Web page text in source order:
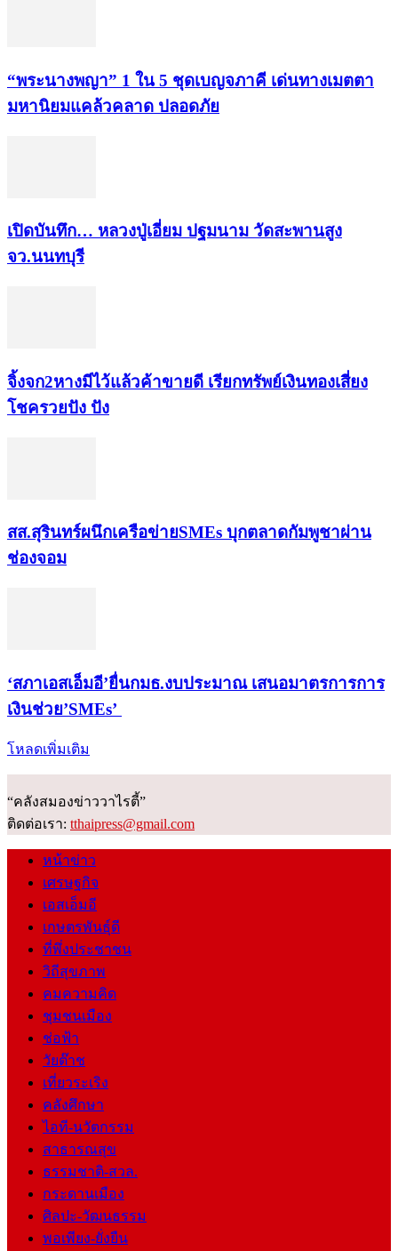
“พระ​นาง​พญา” 1 ใน 5​ ชุดเบญจ​ภาคี​ เด่นทางเมตตา​
มหา​นิยม​แคล้วคลาด​ ปลอดภัย​
เปิดบันทึก… หลวงปู่เอี่ยม ​ปฐม​นาม​ วัดสะพานสูง​
จว.นนทบุรี
จิ้งจก​2​หาง​มีไว้แล้ว​ค้าขาย​ดี​ เรียก​ทรัพย์เงินทอง​เสี่ยง
โชค​รวยปัง​ ปัง​
สส.สุรินทร์ผนึกเครือข่ายSMEs บุกตลาดกัมพูชาผ่าน
ช่องจอม
‘สภาเอสเอ็มอี’ยื่นกมธ.งบประมาณ เสนอมาตรการการ
เงินช่วย’SMEs’
โหลดเพิ่มเติม
“คลังสมองข่าววาไรตี้”
ติดต่อเรา: tthaipress@gmail.com
หน้าข่าว
เศรษฐกิจ
เอสเอ็มอี
เกษตรพันธุ์ดี
ที่พึ่งประชาชน
วิถีสุขภาพ
คมความคิด
ชุมชนเมือง
ช่อฟ้า
วัยต๊าช
เที่ยวระเริง
คลังศึกษา
ไอที-นวัตกรรม
สาธารณสุข
ธรรมชาติ-สวล.
กระดานเมือง
ศิลปะ-วัฒนธรรม
พอเพียง-ยั่งยืน